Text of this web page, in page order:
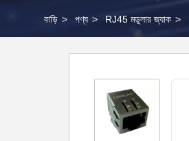
বাড়ি > পণ্য > RJ45 মডুলার জ্যাক >